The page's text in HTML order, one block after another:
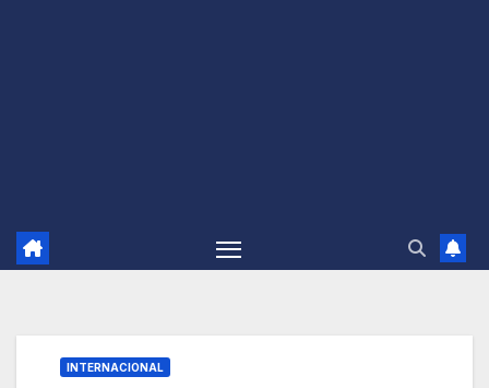
INTERNACIONAL